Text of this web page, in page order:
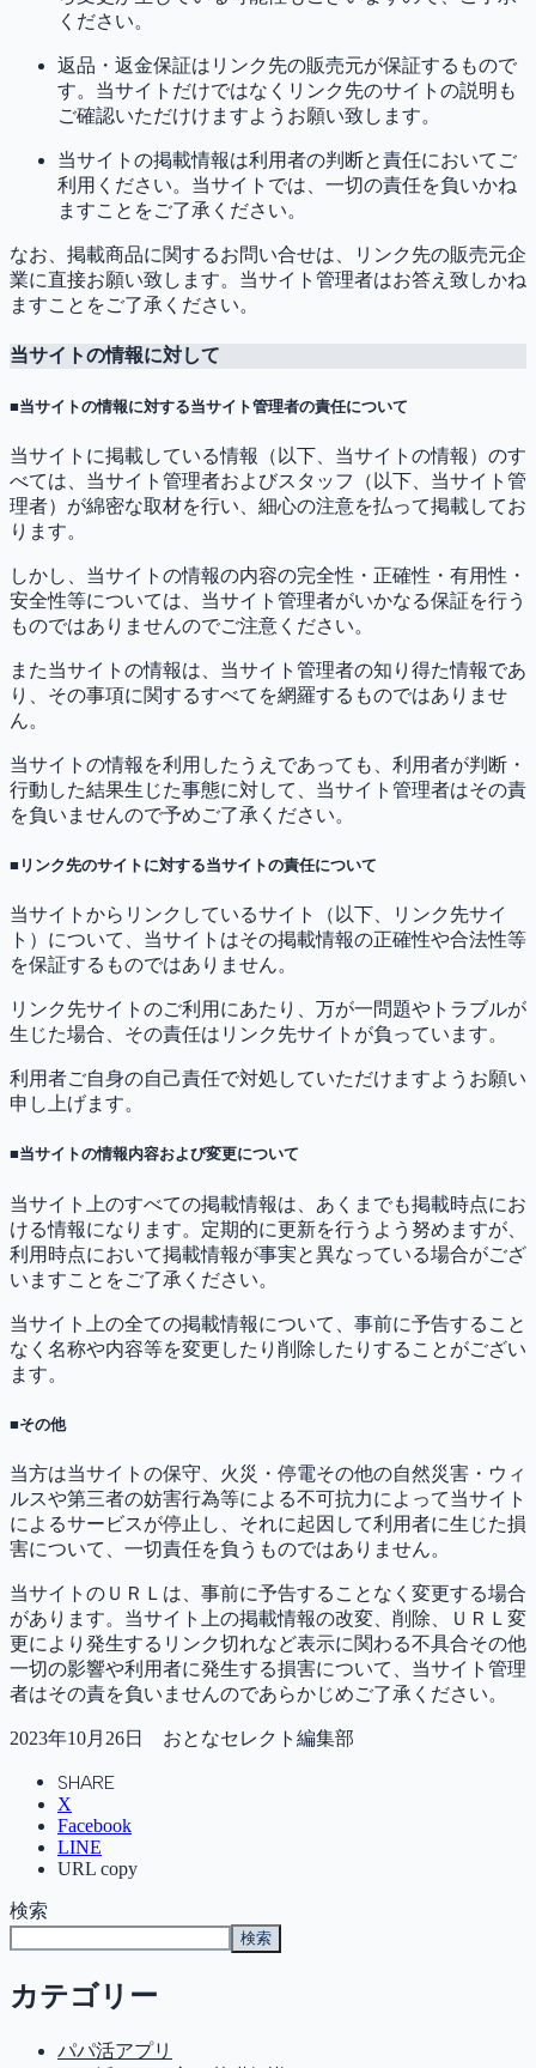
ください。
返品・返金保証はリンク先の販売元が保証するもので
す。当サイトだけではなくリンク先のサイトの説明も
ご確認いただけけますようお願い致します。
当サイトの掲載情報は利用者の判断と責任においてご
利用ください。当サイトでは、一切の責任を負いかね
ますことをご了承ください。
なお、掲載商品に関するお問い合せは、リンク先の販売元企
業に直接お願い致します。当サイト管理者はお答え致しかね
ますことをご了承ください。
当サイトの情報に対して
■当サイトの情報に対する当サイト管理者の責任について
当サイトに掲載している情報（以下、当サイトの情報）のす
べては、当サイト管理者およびスタッフ（以下、当サイト管
理者）が綿密な取材を行い、細心の注意を払って掲載してお
ります。
しかし、当サイトの情報の内容の完全性・正確性・有用性・
安全性等については、当サイト管理者がいかなる保証を行う
ものではありませんのでご注意ください。
また当サイトの情報は、当サイト管理者の知り得た情報であ
り、その事項に関するすべてを網羅するものではありませ
ん。
当サイトの情報を利用したうえであっても、利用者が判断・
行動した結果生じた事態に対して、当サイト管理者はその責
を負いませんので予めご了承ください。
■リンク先のサイトに対する当サイトの責任について
当サイトからリンクしているサイト（以下、リンク先サイ
ト）について、当サイトはその掲載情報の正確性や合法性等
を保証するものではありません。
リンク先サイトのご利用にあたり、万が一問題やトラブルが
生じた場合、その責任はリンク先サイトが負っています。
利用者ご自身の自己責任で対処していただけますようお願い
申し上げます。
■当サイトの情報内容および変更について
当サイト上のすべての掲載情報は、あくまでも掲載時点にお
ける情報になります。定期的に更新を行うよう努めますが、
利用時点において掲載情報が事実と異なっている場合がござ
いますことをご了承ください。
当サイト上の全ての掲載情報について、事前に予告すること
なく名称や内容等を変更したり削除したりすることがござい
ます。
■その他
当方は当サイトの保守、火災・停電その他の自然災害・ウィ
ルスや第三者の妨害行為等による不可抗力によって当サイト
によるサービスが停止し、それに起因して利用者に生じた損
害について、一切責任を負うものではありません。
当サイトのＵＲＬは、事前に予告することなく変更する場合
があります。当サイト上の掲載情報の改変、削除、ＵＲＬ変
更により発生するリンク切れなど表示に関わる不具合その他
一切の影響や利用者に発生する損害について、当サイト管理
者はその責を負いませんのであらかじめご了承ください。
2023年10月26日 おとなセレクト編集部
SHARE
X
Facebook
LINE
URL copy
検索
検索
カテゴリー
パパ活アプリ